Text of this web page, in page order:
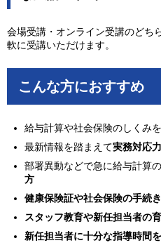
会場受講・オンライン受講のどち
軟に受講いただけます。
こんな方におすすめ
給与計算や社会保険のしくみ
最新情報を踏まえて実務対応
部署異動などで急に給与計算
方
健康保険証や社会保険の手続き
スタッフ教育や新任担当者の
新任担当者に十分な指導時間